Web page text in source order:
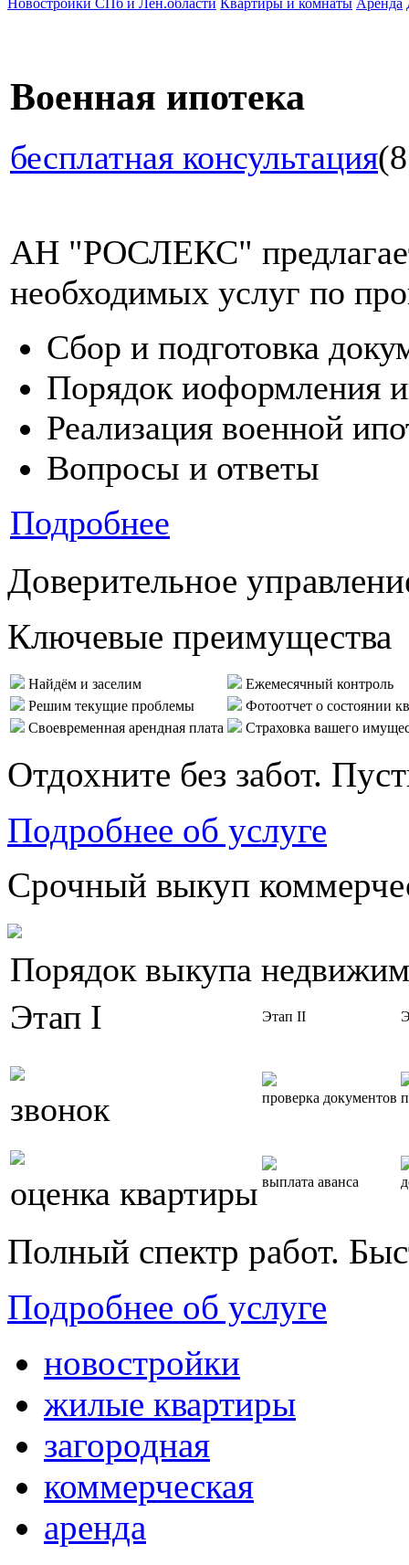
Военная ипотека
бесплатная консультация
АН "РОСЛЕКС"
необходимых услуг по
Сбор и подготовка
Порядок иоформления
Реализация военной
Вопросы и ответы
Подробнее
Доверительное
Ключевые преимущества
Найдём и заселим
Ежемесячный контроль
Решим текущие проблемы
Фотоотчет о состоянии
Своевременная арендная плата
Страховка вашего
Отдохните без забот.
Подробнее об услуге
Срочный выкуп
Порядок выкупа
Этап I
Этап II
звонок проверка документов
оценка квартиры выплата аванса
Полный спектр работ.
Подробнее об услуге
новостройки
жилые квартиры
загородная
коммерческая
аренда